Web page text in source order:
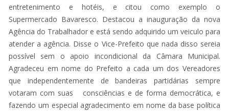
entretenimento e hotéis, e citou como exemplo o
Supermercado Bavaresco. Destacou a inauguração da nova
Agência do Trabalhador e está sendo adquirido um veiculo para
atender a agência. Disse o Vice-Prefeito que nada disso sereia
possível sem o apoio incondicional da Câmara Municipal.
Agradeceu em nome do Prefeito a cada um dos Vereadores
que independentemente de bandeiras partidárias sempre
votaram com suas consciências e de forma democrática, e
fazendo um especial agradecimento em nome da base política